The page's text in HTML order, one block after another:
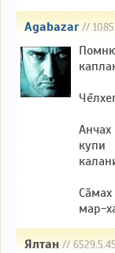
Agabazar//
купи
мар-
Ялтан//